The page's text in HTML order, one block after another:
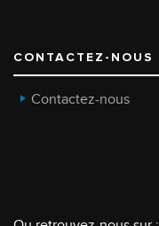
CONTACTEZ-NOUS
Contactez-nous